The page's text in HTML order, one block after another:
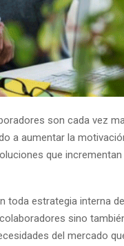
son cada vez
a aumentar la
que
toda estrategia interna
sino
del mercado